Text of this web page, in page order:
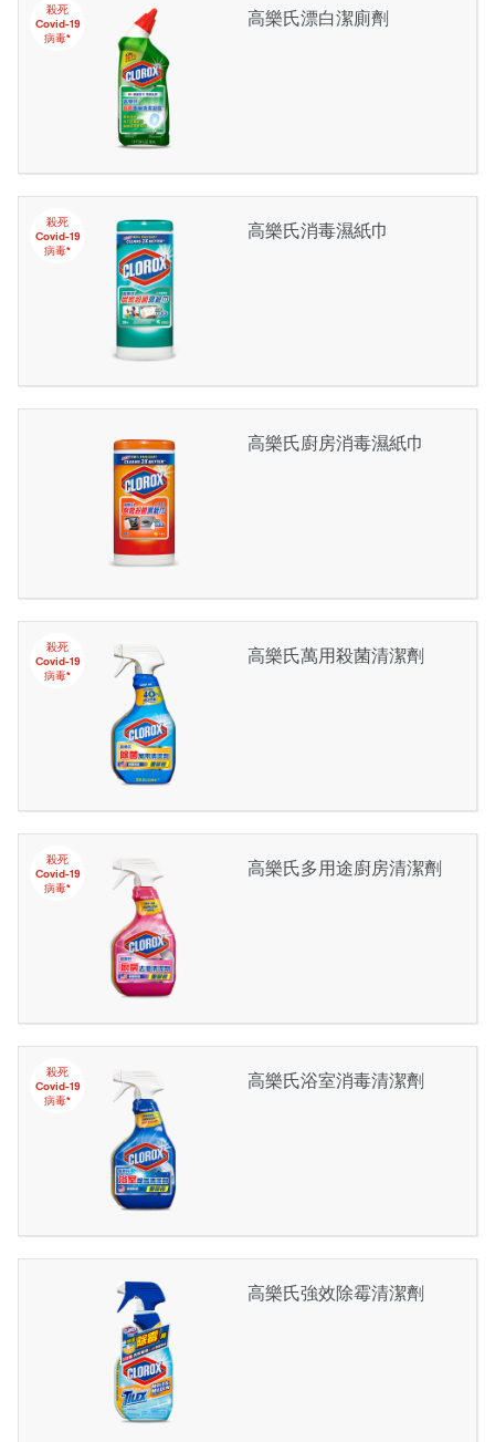
殺死
Covid-19
病毒*
高樂氏漂白潔廁劑
殺死
Covid-19
病毒*
高樂氏消毒濕紙巾
高樂氏廚房消毒濕紙巾
殺死
Covid-19
病毒*
高樂氏萬用殺菌清潔劑
殺死
Covid-19
病毒*
高樂氏多用途廚房清潔劑
殺死
Covid-19
病毒*
高樂氏浴室消毒清潔劑
高樂氏強效除霉清潔劑